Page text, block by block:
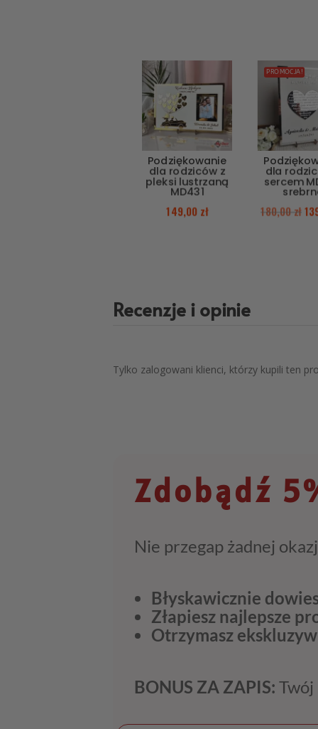
Podziękowanie
dla rodziców z
pleksi lustrzaną
MD431
149,00 zł
PROMOCJA!
dla
sercem
180,00 zł
Recenzje i opinie
Tylko zalogowani klienci, którzy kupili ten
Zdobądź
Nie przegap żadnej
Błyskawicznie
Złapiesz najlepsze
Otrzymasz
BONUS ZA ZAPIS: Twój